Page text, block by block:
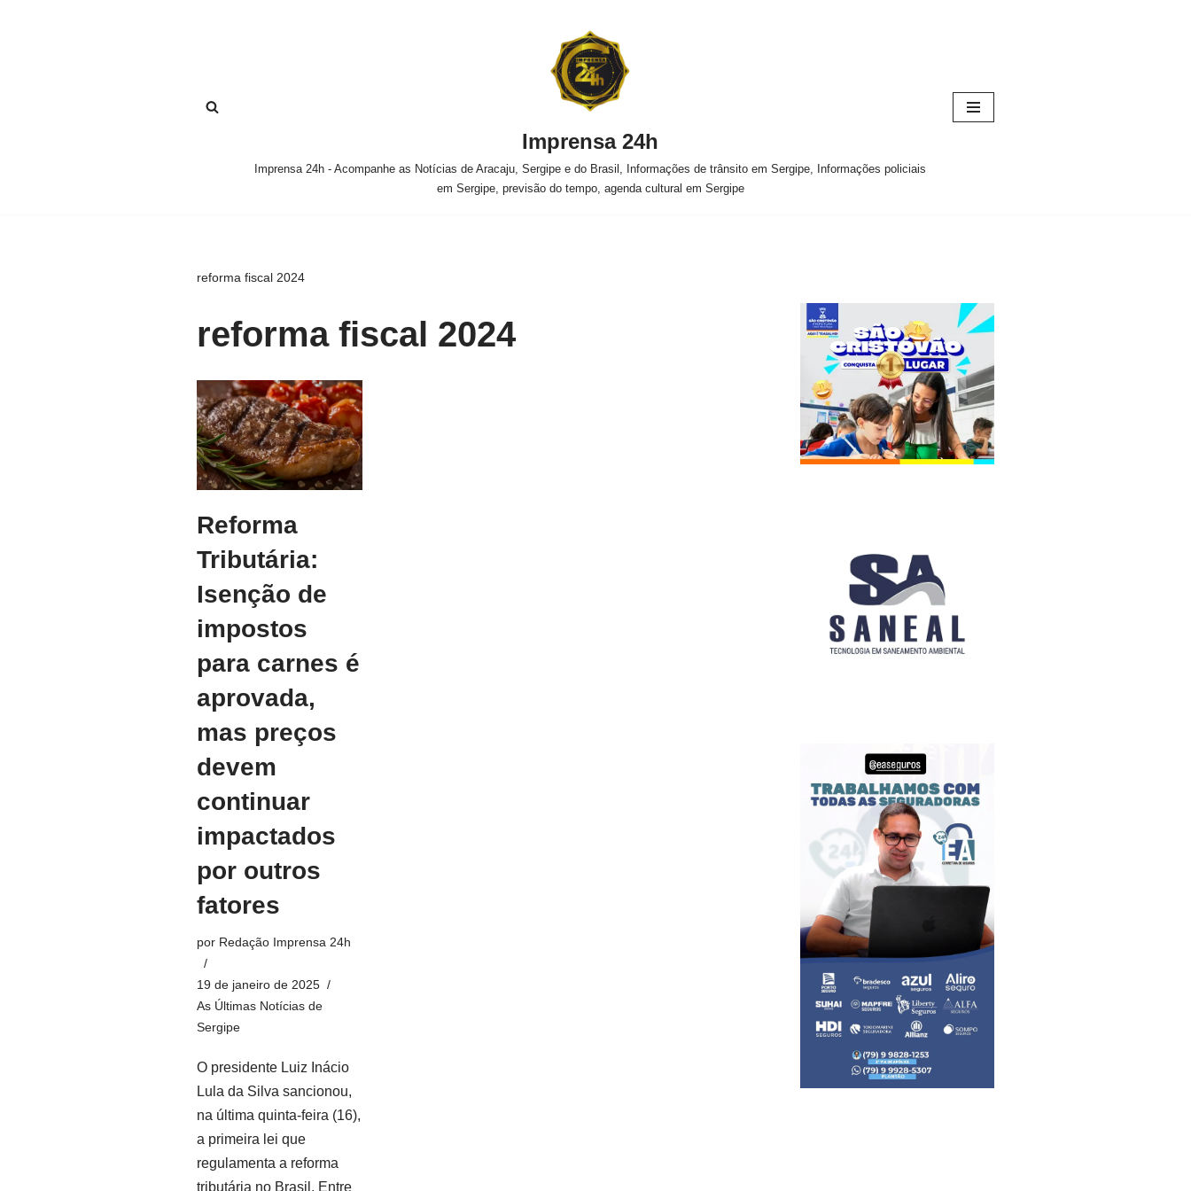
Imprensa 24h
Imprensa 24h - Acompanhe as Notícias de Aracaju, Sergipe e do Brasil, Informações de trânsito em Sergipe, Informações policiais
em Sergipe, previsão do tempo, agenda cultural em Sergipe
reforma fiscal 2024
reforma fiscal 2024
Reforma
Tributária:
Isenção de
impostos
para carnes é
aprovada,
mas preços
devem
continuar
impactados
por outros
fatores
por Redação Imprensa 24h
19 de janeiro de 2025
As Últimas Notícias de
Sergipe
O presidente Luiz Inácio
Lula da Silva sancionou,
na última quinta-feira (16),
a primeira lei que
regulamenta a reforma
tributária no Brasil. Entre